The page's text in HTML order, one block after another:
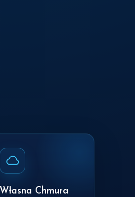
Własna Chmura